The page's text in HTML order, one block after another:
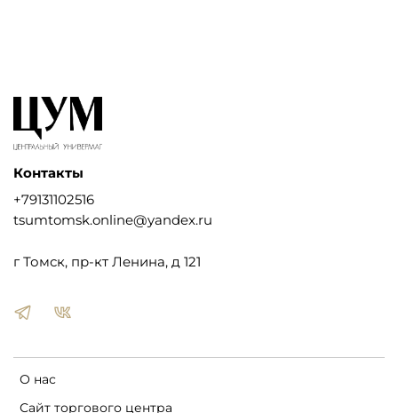
О нас
Сайт торгового центра
Контакты
+79131102516
tsumtomsk.online@yandex.ru
г Томск, пр-кт Ленина, д 121